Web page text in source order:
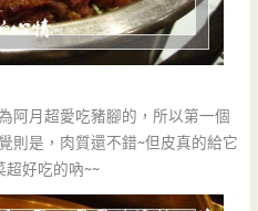
阿月超愛吃豬腳的，所以第一個
則是，肉質還不錯~但皮真的給它
超好吃的吶~~